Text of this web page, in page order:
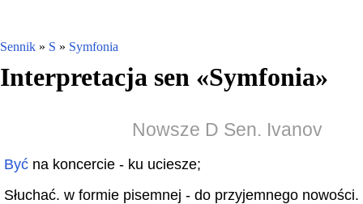
Sennik » S » Symfonia
Interpretacja sen «Symfonia»
Nowsze D Sen. Ivanov
Być na koncercie - ku uciesze;
Słuchać. w formie pisemnej - do przyjemnego nowości.